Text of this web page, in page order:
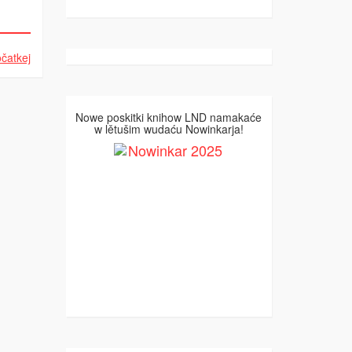
Nowe poskitki knihow LND namakaće
w lětušim wudaću Nowinkarja!